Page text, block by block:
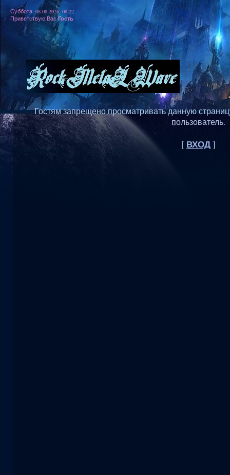
Суббота, 08.08.2026, 08:22
Приветствую Вас Гость
Гостям запрещено просматривать данную
пользователь.
[ ВХОД]